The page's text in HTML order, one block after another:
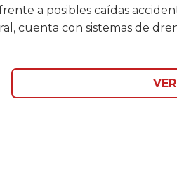
a posibles caídas
cuenta con sistemas de